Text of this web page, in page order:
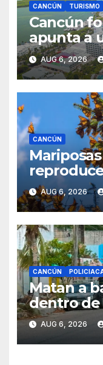
CANCÚN TURISMO
Cancún
apunta a
en 2026
AUG 6, 2026
CANCÚN
Alas
mapeo
especie
AUG 6, 2026
CANCÚN
Matan a
dentro
Cancún
AUG 6, 2026